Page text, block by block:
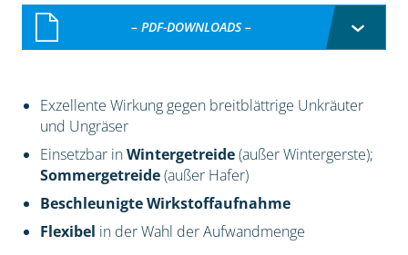
– PDF-DOWNLOADS –
Exzellente Wirkung gegen breitblättrige Unkräuter
und Ungräser
Einsetzbar inWintergetreide(außer Wintergerste);
Sommergetreide(außer Hafer)
Beschleunigte Wirkstoffaufnahme
Flexibel in der Wahl der Aufwandmenge